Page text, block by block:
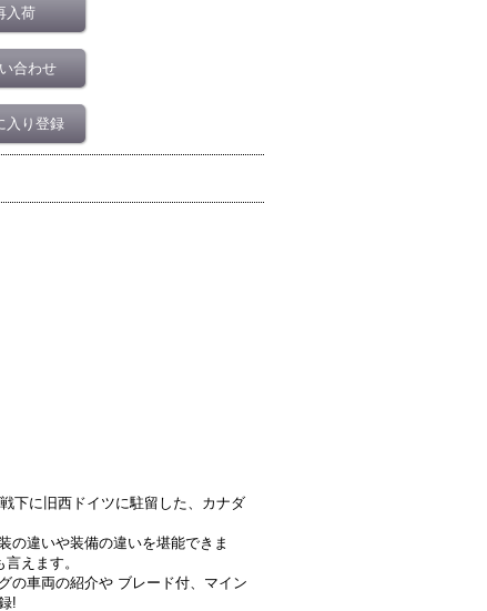
入荷
合わせ
入り登録
下に旧西ドイツに駐留した、カナダ
の違いや装備の違いを堪能できま
えます。
の車両の紹介や ブレード付、マイン
!